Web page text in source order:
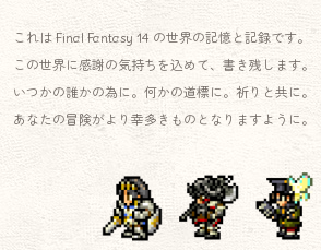
これは Final Fantasy 14 の世界の記憶と記録です。
この世界に感謝の気持ちを込めて、書き残します。
いつかの誰かの為に。何かの道標に。祈りと共に。
あなたの冒険がより幸多きものとなりますように。